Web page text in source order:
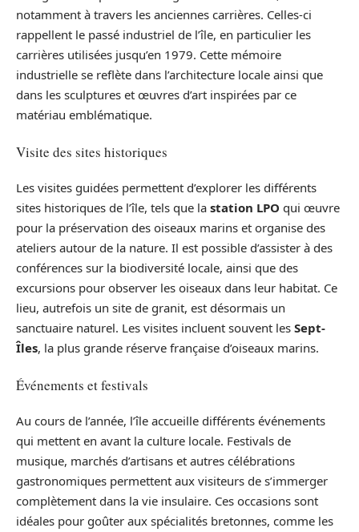
notamment à travers les anciennes carrières. Celles-ci
rappellent le passé industriel de l’île, en particulier les
carrières utilisées jusqu’en 1979. Cette mémoire
industrielle se reflète dans l’architecture locale ainsi que
dans les sculptures et œuvres d’art inspirées par ce
matériau emblématique.
Visite des sites historiques
Les visites guidées permettent d’explorer les différents
sites historiques de l’île, tels que la station LPO qui œuvre
pour la préservation des oiseaux marins et organise des
ateliers autour de la nature. Il est possible d’assister à des
conférences sur la biodiversité locale, ainsi que des
excursions pour observer les oiseaux dans leur habitat. Ce
lieu, autrefois un site de granit, est désormais un
sanctuaire naturel. Les visites incluent souvent les Sept-
Îles, la plus grande réserve française d’oiseaux marins.
Événements et festivals
Au cours de l’année, l’île accueille différents événements
qui mettent en avant la culture locale. Festivals de
musique, marchés d’artisans et autres célébrations
gastronomiques permettent aux visiteurs de s’immerger
complètement dans la vie insulaire. Ces occasions sont
idéales pour goûter aux spécialités bretonnes, comme les